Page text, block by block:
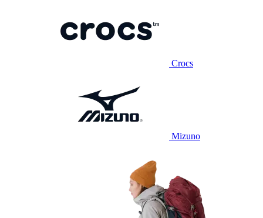
Crocs
Mizuno